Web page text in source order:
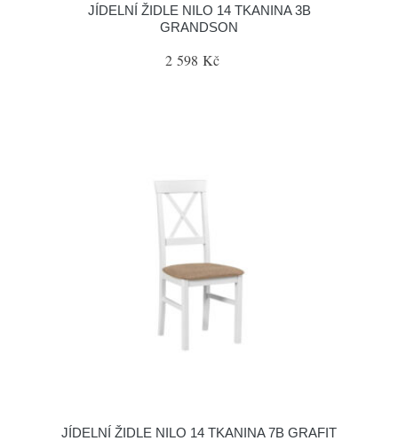
JÍDELNÍ ŽIDLE NILO 14 TKANINA 3B
GRANDSON
2 598 Kč
JÍDELNÍ ŽIDLE NILO 14 TKANINA 7B GRAFIT